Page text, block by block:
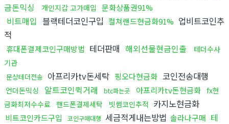
금돈믹싱
개인지갑 고가매입 문화상품권91%
비트매입 블랙테더코인구입 컬쳐랜드현금화91% 업비트코인추
적
휴대폰결제코인구매방법 테더판매 해외선물현금인출
테더수사
기관
문상테더전송 아프리카tv돈세탁 핑오다현금화 코인전송대행
언더돈믹싱 알트코인퀵거래 btc파는곳 아프리카tv돈현금화 fx현
금화최저수수료 핸드폰결제세탁 빗썸코인추적 카지노현금화
비트코인카드구입 코인구매대행 세금적게내는방법 솔라나구매 테